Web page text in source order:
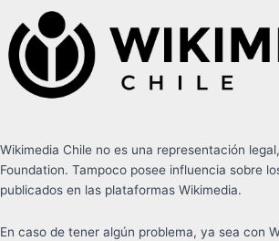
Wikimedia Chile no es una representación
Foundation. Tampoco posee influencia sobre
publicados en las plataformas Wikimedia.
En caso de tener algún problema, ya sea con